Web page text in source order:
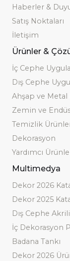
Haberler &
Satış Noktaları
İletişim
Ürünler &
İç Cephe
Dış Cephe
Ahşap ve Metal
Zemin ve
Temizlik
Dekorasyon
Yardımcı
Multimedya
Dekor 2026
Dekor 2025
Dış Cephe
İç Dekorasyon
Badana Tankı
Dekor 2026